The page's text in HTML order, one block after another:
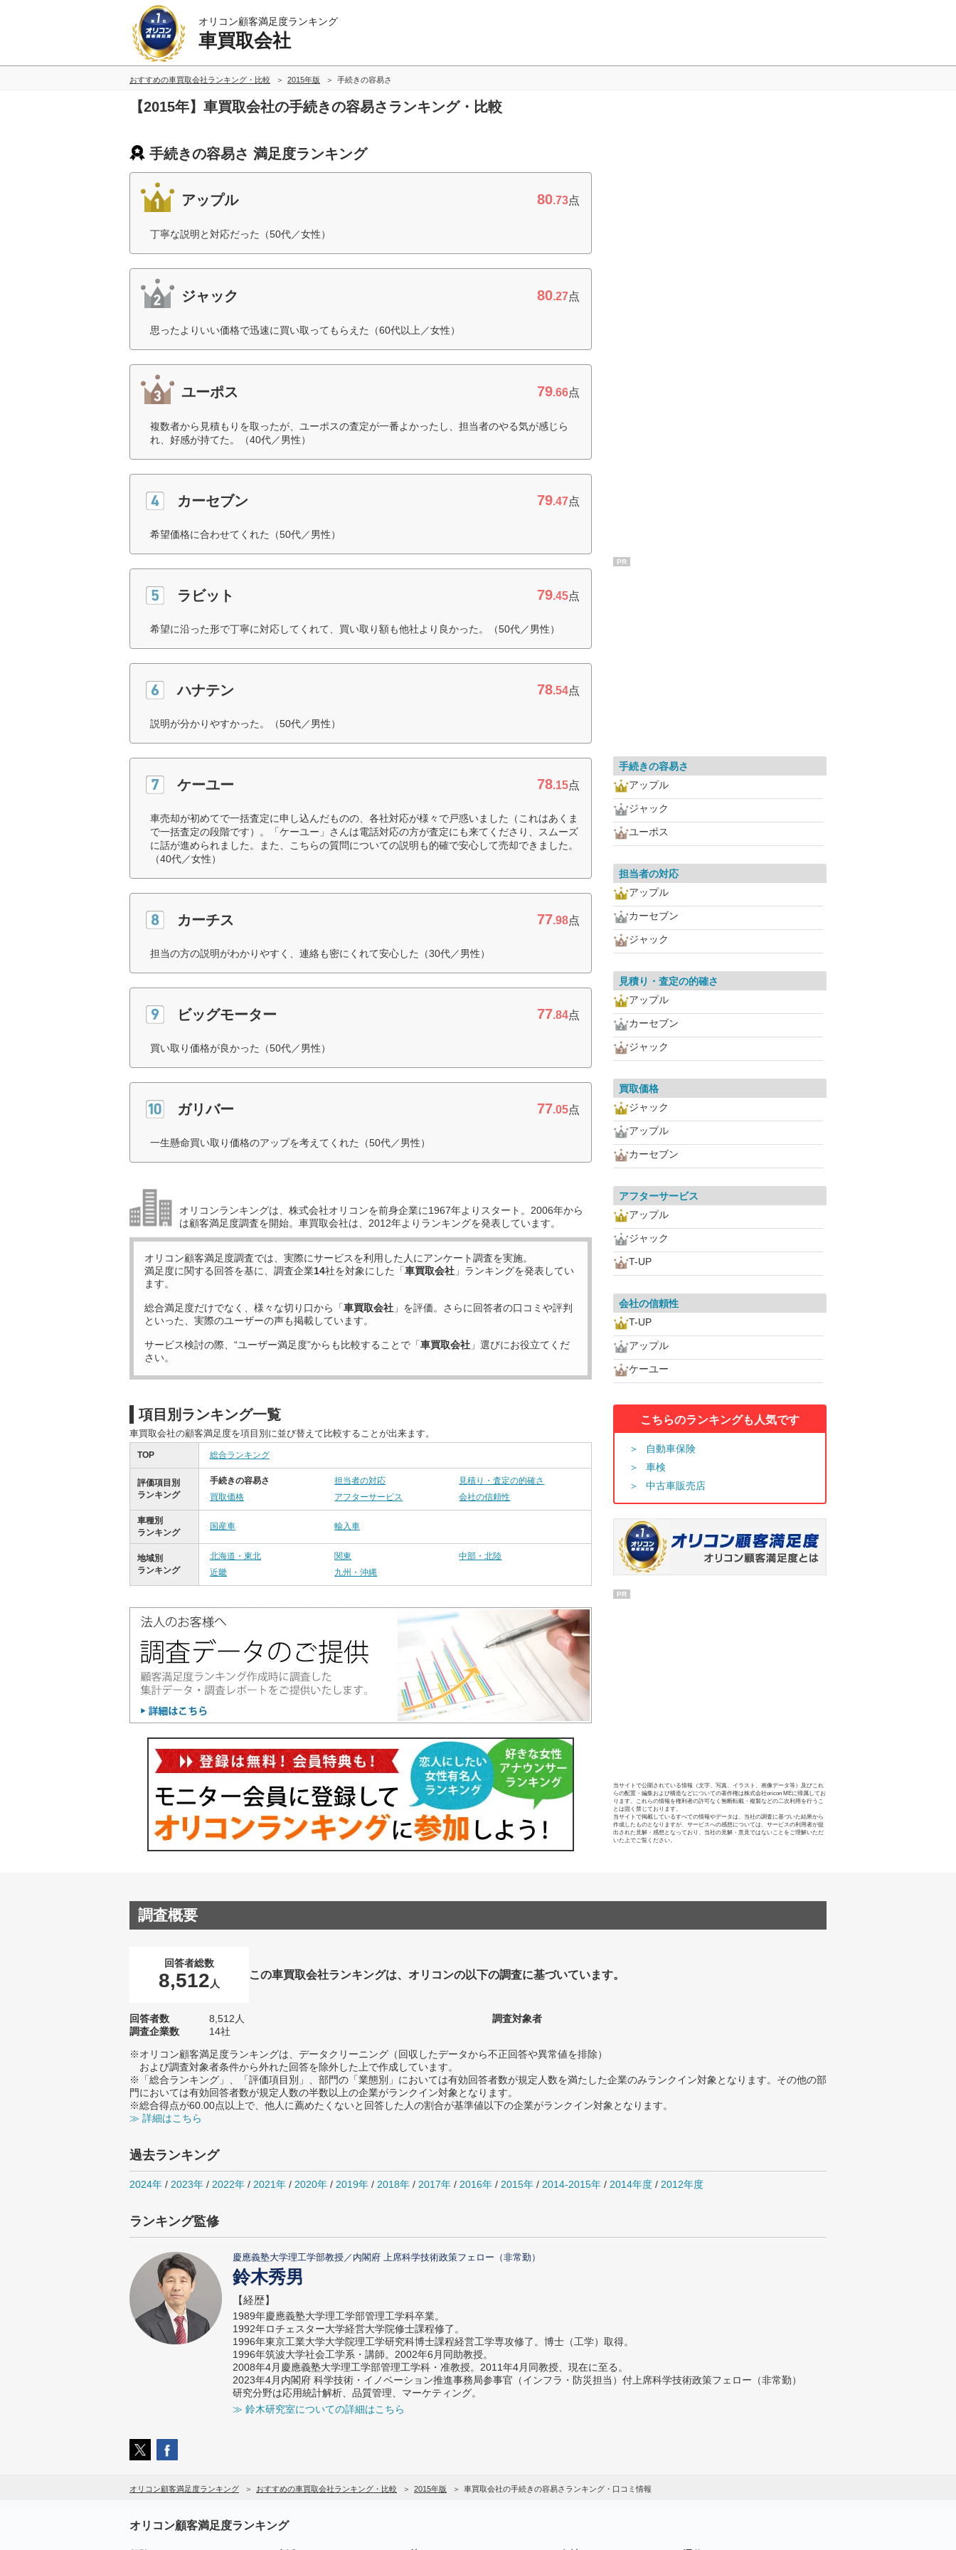
オリコン顧客満足度ランキング
車買取会社
おすすめの車買取会社ランキング・比較 2015年版 手続きの容易さ
【2015年】車買取会社の手続きの容易さランキング・比較
手続きの容易さ 満足度ランキング
アップル 80.73点
丁寧な説明と対応だった（50代／女性）
ジャック 80.27点
思ったよりいい価格で迅速に買い取ってもらえた（60代以上／女性）
ユーポス 79.66点
複数者から見積もりを取ったが、ユーポスの査定が一番よかったし、担当者のやる気が感じら
れ、好感が持てた。（40代／男性）
カーセブン 79.47点
希望価格に合わせてくれた（50代／男性）
ラビット 79.45点
希望に沿った形で丁寧に対応してくれて、買い取り額も他社より良かった。（50代／男性）
ハナテン 78.54点
説明が分かりやすかった。（50代／男性）
ケーユー 78.15点
車売却が初めてで一括査定に申し込んだものの、各社対応が様々で戸惑いました（これはあくま
で一括査定の段階です）。「ケーユー」さんは電話対応の方が査定にも来てくださり、スムーズ
に話が進められました。また、こちらの質問についての説明も的確で安心して売却できました。
（40代／女性）
カーチス 77.98点
担当の方の説明がわかりやすく、連絡も密にくれて安心した（30代／男性）
ビッグモーター 77.84点
買い取り価格が良かった（50代／男性）
ガリバー 77.05点
一生懸命買い取り価格のアップを考えてくれた（50代／男性）
オリコンランキングは、株式会社オリコンを前身企業に1967年よりスタート。2006年から
は顧客満足度調査を開始。車買取会社は、2012年よりランキングを発表しています。
オリコン顧客満足度調査では、実際にサービスを利用した 人にアンケート調査を実施。
満足度に関する回答を基に、調査企業14社を対象にした「車買取会社 」ランキングを発表してい
ます。
総合満足度だけでなく、様々な切り口から「車買取会社 」を評価。さらに回答者の口コミや評判
といった、実際のユーザーの声も掲載しています。
サービス検討の際、“ユーザー満足度”からも比較することで「車買取会社 」選びにお役立てくだ
さい。
項目別ランキング一覧
車買取会社の顧客満足度を項目別に並び替えて比較することが出来ます。
TOP 総合ランキング
評価項目別
ランキング
手続きの容易さ 担当者の対応
見積り・査定の的確さ
買取価格
アフターサービス 会社の信頼性
車種別
ランキング
国産車 輸入車
地域別
ランキング
北海道・東北 関東
中部・北陸
近畿
九州・沖縄
PR
手続きの容易さ
アップル
ジャック
ユーポス
担当者の対応
アップル
カーセブン
ジャック
見積り・査定の的確さ
アップル
カーセブン
ジャック
買取価格
ジャック
アップル
カーセブン
アフターサービス
アップル
ジャック
T-UP
会社の信頼性
T-UP
アップル
ケーユー
こちらのランキングも人気です
自動車保険
車検
中古車販売店
PR
当サイトで公開されている情報（文字、写真、イラスト、画像データ等）及びこれ
らの配置・編集および構造などについての著作権は株式会社oricon MEに帰属してお
ります。これらの情報を権利者の許可なく無断転載・複製などの二次利用を行うこ
とは固く禁じております。
当サイトで掲載しているすべての情報やデータは、当社の調査に基づいた結果から
作成したものとなりますが、サービスへの感想については、サービスの利用者が提
出された見解・感想となっており、当社の見解・意見ではないことをご理解いただ
いた上でご覧ください。
調査概要
回答者総数
8,512 人
この車買取会社ランキングは、オリコンの以下の調査に基づいています。
回答者数
8,512人
調査企業数
14社
調査対象者
※オリコン顧客満足度ランキングは、データクリーニング（回収したデータから不正回答や異常値を排除）
および調査対象者条件から外れた回答を除外した上で作成しています。
※「総合ランキング」、「評価項目別」、部門の「業態別」においては有効回答者数が規定人数を満たした企業のみランクイン対象となります。その他の部
門においては有効回答者数が規定人数の半数以上の企業がランクイン対象となります。
※総合得点が60.00点以上で、他人に薦めたくないと回答した人の割合が基準値以下の企業がランクイン対象となります。
≫ 詳細はこちら
過去ランキング
2024年 / 2023年 / 2022年 / 2021年 / 2020年 / 2019年 / 2018年 / 2017年 / 2016年 / 2015年 / 2014-2015年 / 2014年度 / 2012年度
ランキング監修
慶應義塾大学理工学部教授／内閣府 上席科学技術政策フェロー（非常勤）
鈴木秀男
【経歴】
1989年慶應義塾大学理工学部管理工学科卒業。
1992年ロチェスター大学経営大学院修士課程修了。
1996年東京工業大学大学院理工学研究科博士課程経営工学専攻修了。博士（工学）取得。
1996年筑波大学社会工学系・講師。2002年6月同助教授。
2008年4月慶應義塾大学理工学部管理工学科・准教授。2011年4月同教授、現在に至る。
2023年4月内閣府 科学技術・イノベーション推進事務局参事官（インフラ・防災担当）付上席科学技術政策フェロー（非常勤）
研究分野は応用統計解析、品質管理、マーケティング。
≫ 鈴木研究室についての詳細はこちら
オリコン顧客満足度ランキング おすすめの車買取会社ランキング・比較 2015年版 車買取会社の手続きの容易さランキング・口コミ情報
オリコン顧客満足度ランキング